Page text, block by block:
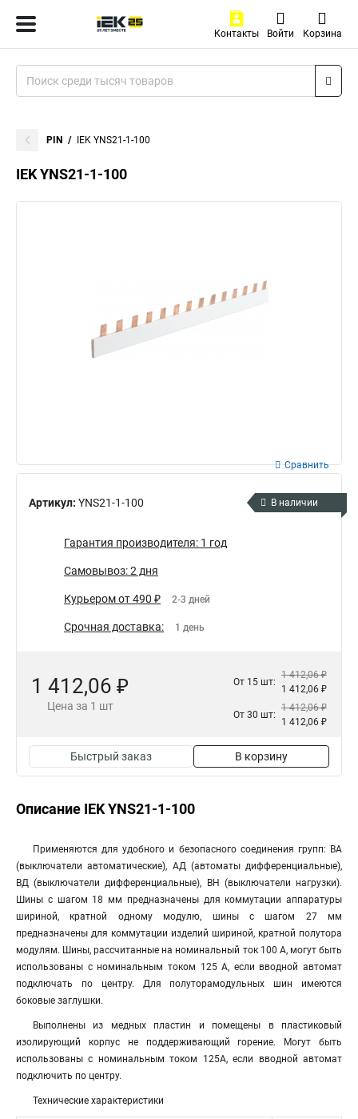
Контакты Войти Корзина
PIN IEK YNS21-1-100
IEK YNS21-1-100
Артикул: YNS21-1-100
Сравнить
В наличии
Гарантия производителя: 1 год
Самовывоз: 2 дня
Курьером от 490 ₽ 2-3 дней
Срочная доставка: 1 день
1 412,06 ₽
Цена за 1 шт
От 15 шт:
1 412,06 ₽
1 412,06 ₽
От 30 шт:
1 412,06 ₽
1 412,06 ₽
Быстрый заказ В корзину
Описание IEK YNS21-1-100
Применяются для удобного и безопасного соединения групп: ВА
(выключатели автоматические), АД (автоматы дифференциальные),
ВД (выключатели дифференциальные), ВН (выключатели нагрузки).
Шины с шагом 18 мм предназначены для коммутации аппаратуры
шириной, кратной одному модулю, шины с шагом 27 мм
предназначены для коммутации изделий шириной, кратной полутора
модулям. Шины, рассчитанные на номинальный ток 100 А, могут быть
использованы с номинальным током 125 А, если вводной автомат
подключать по центру. Для полуторамодульных шин имеются
боковые заглушки.
Выполнены из медных пластин и помещены в пластиковый
изолирующий корпус не поддерживающий горение. Могут быть
использованы с номинальным током 125А, если вводной автомат
подключить по центру.
Технические характеристики